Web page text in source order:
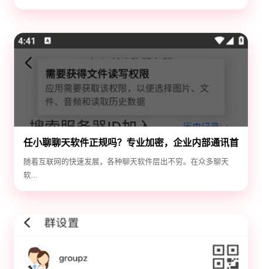
任小聊聊天软件正规吗？专业加密，企业内部通讯首
选！
随着互联网的快速发展，各种聊天软件层出不穷。在众多聊天
软...